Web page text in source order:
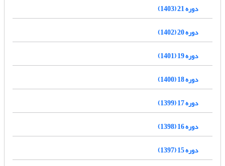
دوره 21 (1403)
دوره 20 (1402)
دوره 19 (1401)
دوره 18 (1400)
دوره 17 (1399)
دوره 16 (1398)
دوره 15 (1397)